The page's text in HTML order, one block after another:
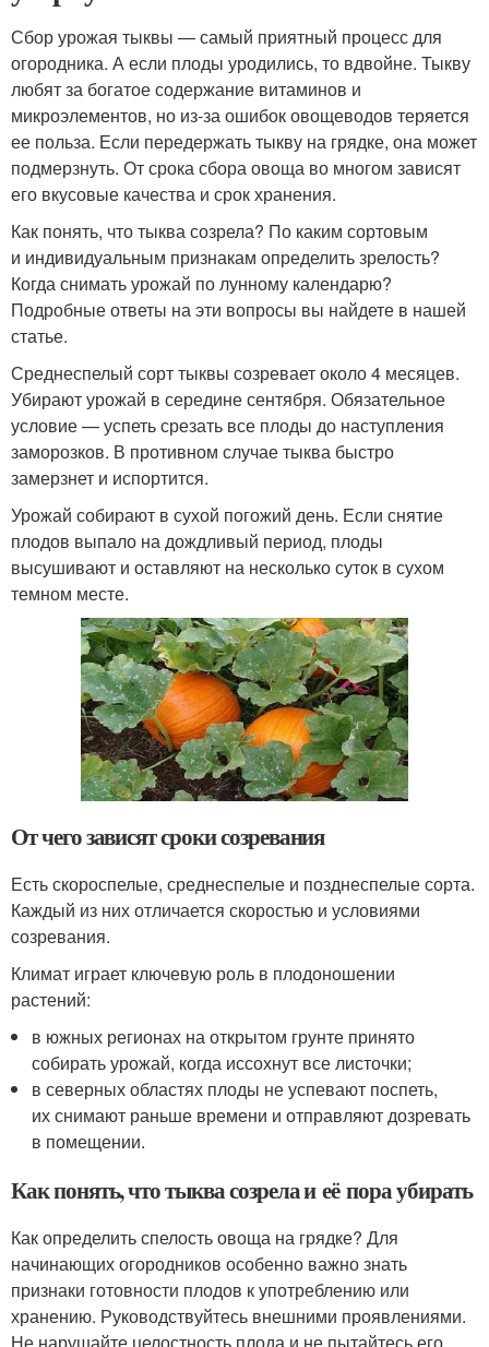
Сбор урожая тыквы — самый приятный процесс для
огородника. А если плоды уродились, то вдвойне. Тыкву
любят за богатое содержание витаминов и
микроэлементов, но из-за ошибок овощеводов теряется
ее польза. Если передержать тыкву на грядке, она может
подмерзнуть. От срока сбора овоща во многом зависят
его вкусовые качества и срок хранения.
Как понять, что тыква созрела? По каким сортовым
и индивидуальным признакам определить зрелость?
Когда снимать урожай по лунному календарю?
Подробные ответы на эти вопросы вы найдете в нашей
статье.
Среднеспелый сорт тыквы созревает около 4 месяцев.
Убирают урожай в середине сентября. Обязательное
условие — успеть срезать все плоды до наступления
заморозков. В противном случае тыква быстро
замерзнет и испортится.
Урожай собирают в сухой погожий день. Если снятие
плодов выпало на дождливый период, плоды
высушивают и оставляют на несколько суток в сухом
темном месте.
От чего зависят сроки созревания
Есть скороспелые, среднеспелые и позднеспелые сорта.
Каждый из них отличается скоростью и условиями
созревания.
Климат играет ключевую роль в плодоношении
растений:
в южных регионах на открытом грунте принято
собирать урожай, когда иссохнут все листочки;
в северных областях плоды не успевают поспеть,
их снимают раньше времени и отправляют дозревать
в помещении.
Как понять, что тыква созрела и её пора убирать
Как определить спелость овоща на грядке? Для
начинающих огородников особенно важно знать
признаки готовности плодов к употреблению или
хранению. Руководствуйтесь внешними проявлениями.